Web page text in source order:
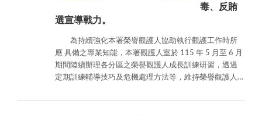
毒、反賄
選宣導戰力。
為持續強化本署榮譽觀護人協助執行觀護工作時所
應 具備之專業知能，本署觀護人室於 115 年 5 月至 6 月
期間陸續辦理各分區之榮譽觀護人成長訓練研習，透過
定期訓練輔導技巧及危機處理方法等，維持榮譽觀護人
作，最重要的是提升榮譽觀護人舉辦或支援反詐騙、反